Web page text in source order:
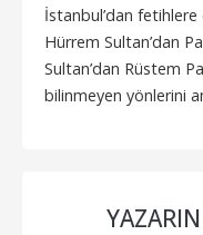
İstanbul’dan fetihlere
Hürrem Sultan’dan
Sultan’dan Rüstem
bilinmeyen yönlerini